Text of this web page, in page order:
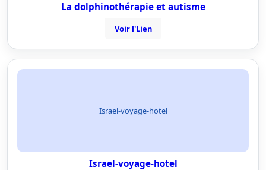
La dolphinothérapie et autisme
Voir l'Lien
Israel-voyage-hotel
Israel-voyage-hotel